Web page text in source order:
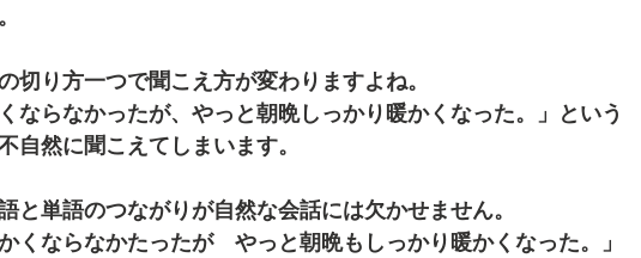
切り方一つで聞こえ方が変わりますよね。
ならなかったが、やっと朝晩しっかり暖かくなった。」という
自然に聞こえてしまいます。
と単語のつながりが自然な会話には欠かせません。
くならなかたったが　やっと朝晩もしっかり暖かくなった。」